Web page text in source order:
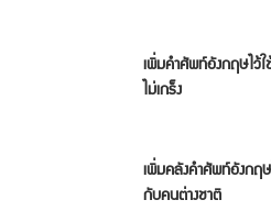
เพิ่มคำศัพท์อังกฤษไว้
ไม่เกร็ง
เพิ่มคลังคำศัพท์อังกฤ
กับคนต่างชาติ